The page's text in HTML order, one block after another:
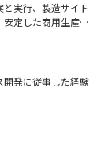
実行、製造サイト
定した商用生産体
活かした、品質保
ージメント業務に
開発に従事した経験
ークホルダーと良